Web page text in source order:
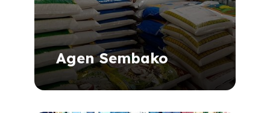
Agen Sembako